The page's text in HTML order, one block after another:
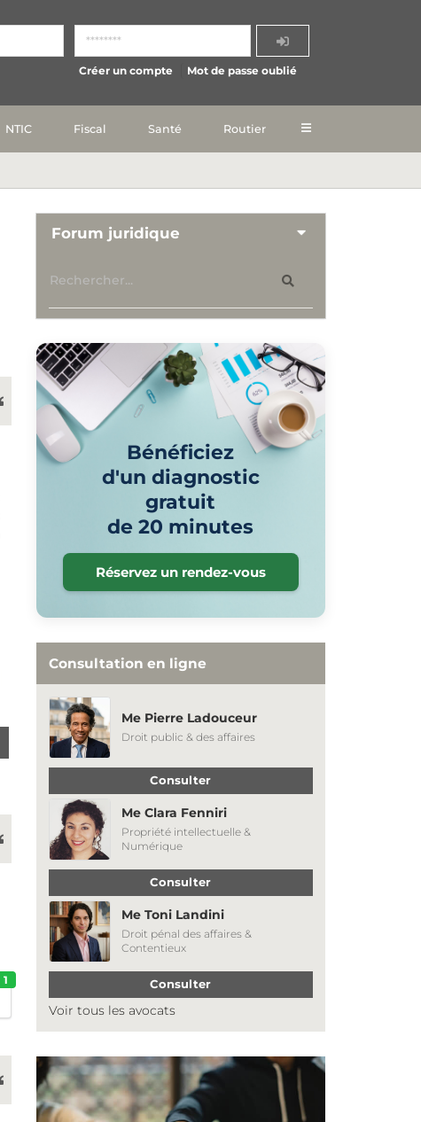
Créer un compte Mot de passe oublié
NTIC Fiscal Santé Routier
1
Forum juridique
Bénéficiez
d'un diagnostic
gratuit
de 20 minutes
Réservez un rendez-vous
Consultation en ligne
Me Pierre Ladouceur
Droit public & des affaires
Consulter
Me Clara Fenniri
Propriété intellectuelle &
Numérique
Consulter
Me Toni Landini
Droit pénal des affaires &
Contentieux
Consulter
Voir tous les avocats